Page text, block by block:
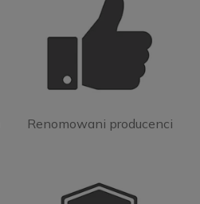
Renomowani producenci